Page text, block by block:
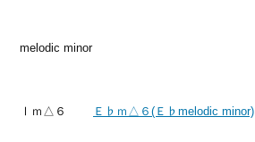
melodic minor
Ⅰｍ△６ Ｅ♭ｍ△６(Ｅ♭melodic minor)